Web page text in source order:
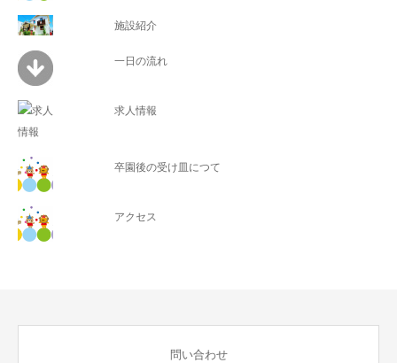
施設紹介
一日の流れ
求人情報
卒園後の受け皿につて
アクセス
問い合わせ